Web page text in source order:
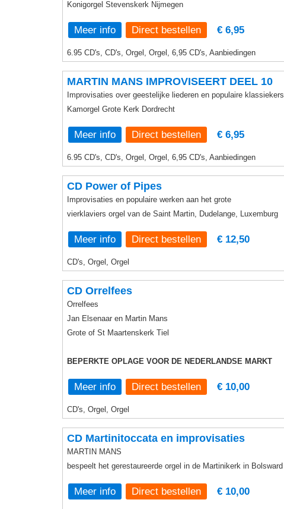
Konigorgel Stevenskerk Nijmegen
Meer info € 6,95
6.95 CD's, CD's, Orgel, Orgel, 6,95 CD's, Aanbiedingen
MARTIN MANS IMPROVISEERT DEEL 10
Improvisaties over geestelijke liederen en populaire klassiekers
Kamorgel Grote Kerk Dordrecht
Meer info € 6,95
6.95 CD's, CD's, Orgel, Orgel, 6,95 CD's, Aanbiedingen
CD Power of Pipes
Improvisaties en populaire werken aan het grote
vierklaviers orgel van de Saint Martin, Dudelange, Luxemburg
Meer info € 12,50
CD's, Orgel, Orgel
CD Orrelfees
Orrelfees
Jan Elsenaar en Martin Mans
Grote of St Maartenskerk Tiel
BEPERKTE OPLAGE VOOR DE NEDERLANDSE MARKT
Meer info € 10,00
CD's, Orgel, Orgel
CD Martinitoccata en improvisaties
MARTIN MANS
bespeelt het gerestaureerde orgel in de Martinikerk in Bolsward
Meer info € 10,00